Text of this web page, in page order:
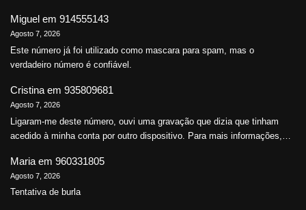
Miguel em 914555143
Agosto 7, 2026
Este número já foi utilizado como mascara para spam, mas o
verdadeiro número é confiável.
Cristina em 935809681
Agosto 7, 2026
Ligaram-me deste número, ouvi uma gravação que dizia que tinham
acedido à minha conta por outro dispositivo. Para mais informações,…
Maria em 960331805
Agosto 7, 2026
Tentativa de burla